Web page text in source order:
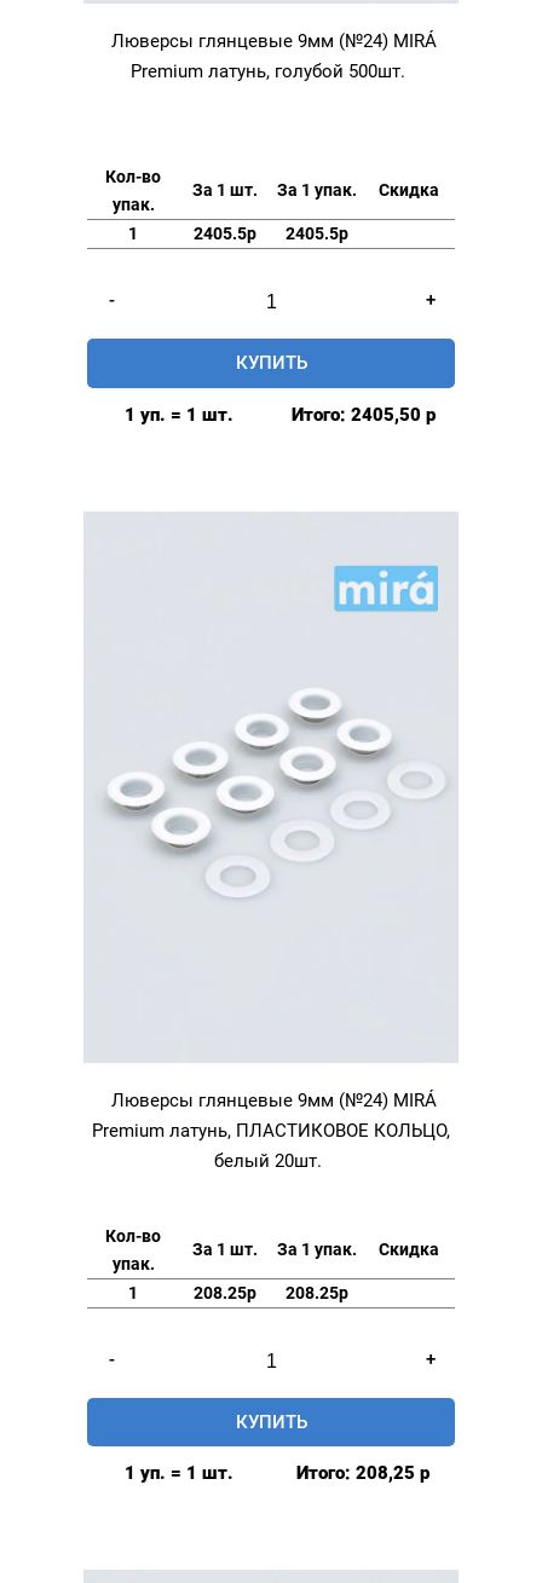
Люверсы глянцевые 9мм (№24) MIRÁ
Premium латунь, голубой 500шт.
Кол-во
упак.
За 1 шт. За 1 упак. Скидка
1 2405.5р 2405.5р
-
товара
Люверсы
глянцевые
латунь,
+
КУПИТЬ
1 уп. = 1 шт. Итого: 2405,50 р
Люверсы глянцевые 9мм (№24) MIRÁ
Premium латунь, ПЛАСТИКОВОЕ КОЛЬЦО,
белый 20шт.
Кол-во
упак.
За 1 шт. За 1 упак. Скидка
1 208.25р 208.25р
-
товара
Люверсы
глянцевые
+
КУПИТЬ
1 уп. = 1 шт. Итого: 208,25 р